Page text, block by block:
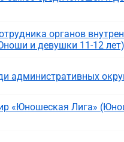
органов
и девушки 11-12 лет)
административных
«Юношеская Лига»